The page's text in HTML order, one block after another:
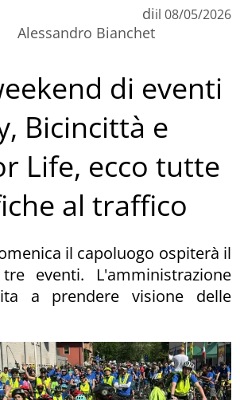
di
Alessandro Bianchet
il 08/05/2026
di eventi
Bicincittà e
Life, ecco tutte
al traffico
il capoluogo ospiterà il
eventi. L'amministrazione
a prendere visione delle